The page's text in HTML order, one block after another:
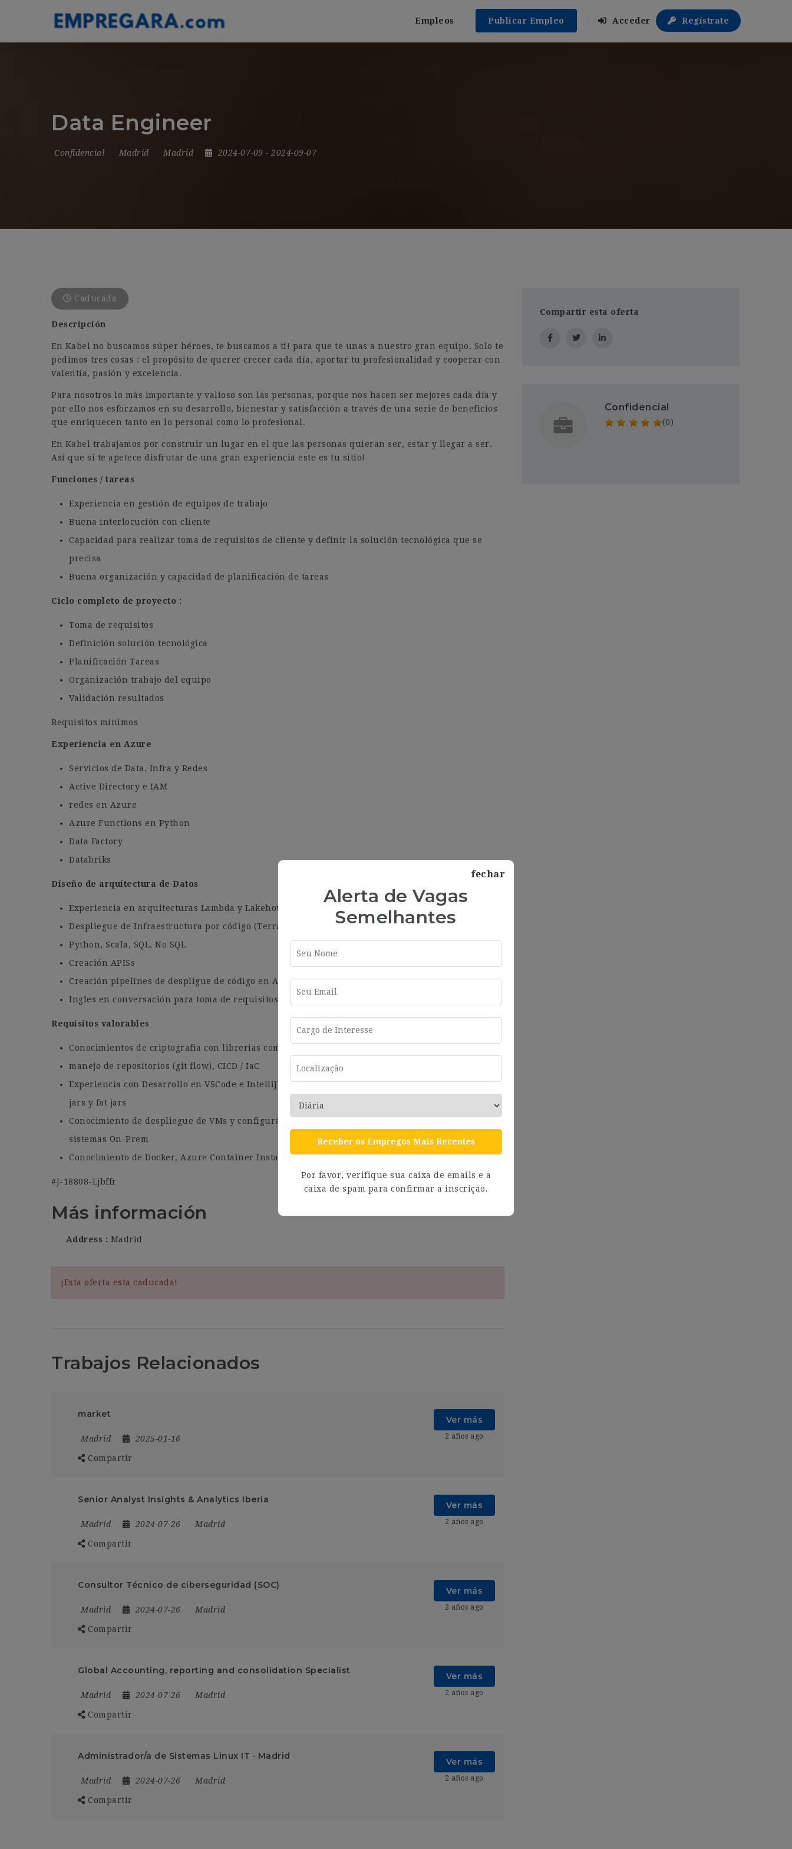
Empleos Publicar Empleo Acceder Regístrate
Data Engineer
Confidencial Madrid Madrid 2024-07-09 - 2024-09-07
Caducada
Descripción
En Kabel no buscamos súper héroes, te buscamos a ti! para que te unas a nuestro gran equipo. Solo te
pedimos tres cosas : el propósito de querer crecer cada día, aportar tu profesionalidad y cooperar con
valentía, pasión y excelencia.
Para nosotros lo más importante y valioso son las personas, porque nos hacen ser mejores cada día y
por ello nos esforzamos en su desarrollo, bienestar y satisfacción a través de una serie de beneficios
que enriquecen tanto en lo personal como lo profesional.
En Kabel trabajamos por construir un lugar en el que las personas quieran ser, estar y llegar a ser.
Así que si te apetece disfrutar de una gran experiencia este es tu sitio!
Funciones / tareas
Experiencia en gestión de equipos de trabajo
Buena interlocución con cliente
Capacidad para realizar toma de requisitos de cliente y definir la solución tecnológica que se
precisa
Buena organización y capacidad de planificación de tareas
Ciclo completo de proyecto :
Toma de requisitos
Definición solución tecnológica
Planificación Tareas
Organización trabajo del equipo
Validación resultados
Requisitos mínimos
Experiencia en Azure
Servicios de Data, Infra y Redes
Active Directory e IAM
redes en Azure
Azure Functions en Python
Data Factory
Databriks
Diseño de arquitectura de Datos
Experiencia en arquitecturas Lambda y Lakehouse, Streaming
Despliegue de Infraestructura por código (Terraform)
Python, Scala, SQL, No SQL
Creación APISs
Creación pipelines de despligue de código en Azure Devops
Ingles en conversación para toma de requisitos
Requisitos valorables
Conocimientos de criptografia con librerias como Fernet
manejo de repositorios (git flow), CICD / IaC
Experiencia con Desarrollo en VSCode e IntelliJ (Scala) y entender como compilar con SBT y Maven
jars y fat jars
Conocimiento de despliegue de VMs y configuracion de OpenVPN para usar como JumpBoxes a
sistemas On-Prem
Conocimiento de Docker, Azure Container Instances y Dockerizar aplicaciones de Python
#J-18808-Ljbffr
Más información
Address Madrid
¡Esta oferta esta caducada!
Trabajos Relacionados
market
Madrid 2025-01-16
Compartir
Ver más
2 años ago
Senior Analyst Insights & Analytics Iberia
Madrid 2024-07-26 Madrid
Compartir
Ver más
2 años ago
Consultor Técnico de ciberseguridad (SOC)
Madrid 2024-07-26 Madrid
Compartir
Ver más
2 años ago
Global Accounting, reporting and consolidation Specialist
Madrid 2024-07-26 Madrid
Compartir
Ver más
2 años ago
Administrador/a de Sistemas Linux IT · Madrid
Madrid 2024-07-26 Madrid
Compartir
Ver más
2 años ago
Compartir esta oferta
Confidencial
(0)
fechar
Alerta de Vagas
Semelhantes
Receber os Empregos Mais Recentes
Por favor, verifique sua caixa de emails e a
caixa de spam para confirmar a inscrição.